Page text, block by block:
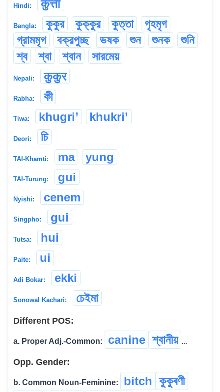
Hindi: कुत्ता
Bangla: কুকুর কুক্কুর কুত্তা
গৃহমৃগ
গ্রামমৃগ
বক্রপুচ্ছ ভষক শুন শুনক
শুনি
শ্ব
শ্বা শ্বান সারমেয়
Nepali: कुकुर
Rabha: কী
Tiwa: khugri’ khukri’
Deori: চি
TAI-Khamti: ma yung
TAI-Turung: gui
Nyishi: cenem
Singpho: gui
Tutsa: hui
Paite: ui
Adi Bokar: ekki
Sonowal Kachari: চেইমা
Different POS:
a. Proper Adj.-Common: canine শ্বানীয় ...
Opp. Gender:
b. Common Noun-Feminine: bitch কুকুৰণী